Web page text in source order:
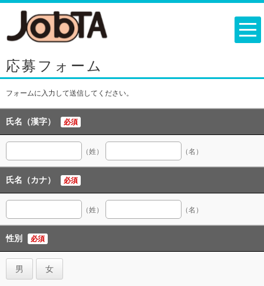
応募フォーム
フォームに入力して送信してください。
氏名（漢字） 必須
（姓） （名）
氏名（カナ） 必須
（姓） （名）
性別 必須
男 女